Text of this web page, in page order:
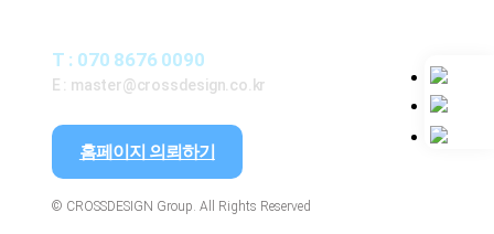
T : 070 8676 0090
E : master@crossdesign.co.kr
홈페이지 의뢰하기
© CROSSDESIGN Group. All Rights Reserved